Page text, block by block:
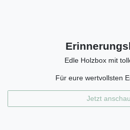
Edle Holzbox mit
Für eure wertvollsten
Jetzt